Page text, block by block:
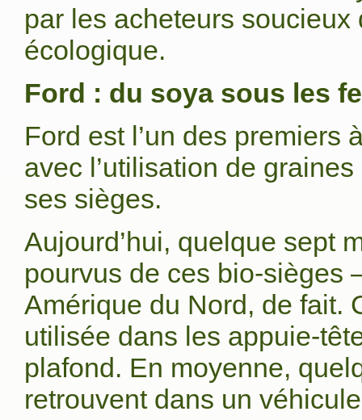
par les acheteurs
écologique.
Ford : du soya sous les
Ford est l’un des premiers
avec l’utilisation de
ses sièges.
Aujourd’hui, quelque sept
pourvus de ces bio-sièges
Amérique du Nord, de fait.
utilisée dans les appuie-
plafond. En moyenne,
retrouvent dans un